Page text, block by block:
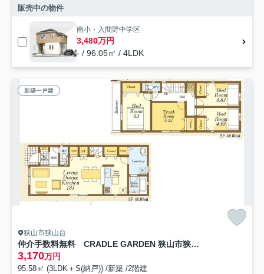
販売中の物件
南小・入間野中学区
3,480万円
- / 96.05㎡ / 4LDK
新築一戸建
狭山市狭山台
仲介手数料無料 CRADLE GARDEN 狭山市狭山台３丁目 全2棟
3,170万円
95.58㎡ (3LDK＋S(納戸)) /新築 /2階建